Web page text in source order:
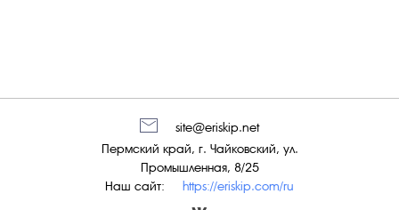
Наш сайт: https://eriskip.com/ru
Пермский край, г. Чайковский, ул.
Промышленная, 8/25
site@eriskip.net